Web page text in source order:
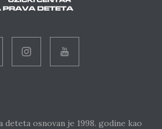
deteta osnovan je 1998. godine kao